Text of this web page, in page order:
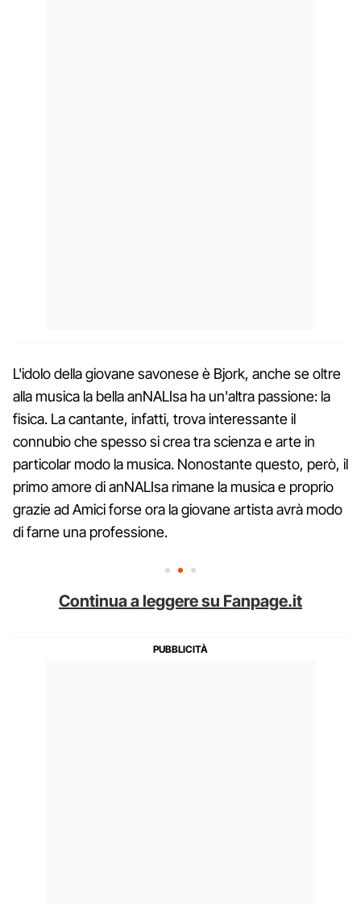
L'idolo della giovane savonese è Bjork, anche se oltre
alla musica la bella anNALIsa ha un'altra passione: la
fisica. La cantante, infatti, trova interessante il
connubio che spesso si crea tra scienza e arte in
particolar modo la musica. Nonostante questo, però, il
primo amore di anNALIsa rimane la musica e proprio
grazie ad Amici forse ora la giovane artista avrà modo
di farne una professione.
Continua a leggere su Fanpage.it